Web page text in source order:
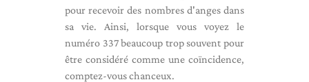
pour recevoir des nombres d'anges dans
sa vie. Ainsi, lorsque vous voyez le
numéro 337 beaucoup trop souvent pour
être considéré comme une coïncidence,
comptez-vous chanceux.